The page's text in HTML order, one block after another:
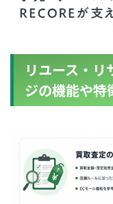
リユース・
ジの機能や特